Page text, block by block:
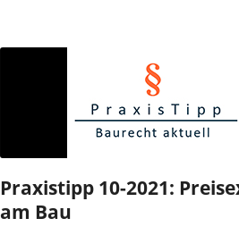
Praxistipp 10-2021:
am Bau